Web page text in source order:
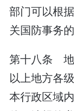
部门可以根
关国防事务的
第十八条 地
以上地方各
本行政区域